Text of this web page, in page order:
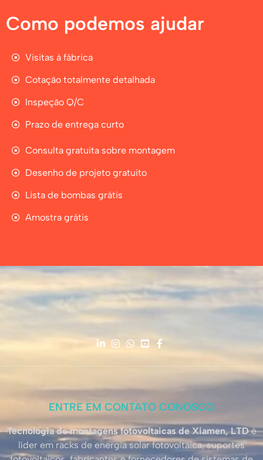
Como podemos ajudar
Visitas à fábrica
Cotação totalmente detalhada
Inspeção Q/C
Prazo de entrega curto
Consulta gratuita sobre montagem
Desenho de projeto gratuito
Lista de bombas grátis
Amostra grátis
ENTRE EM CONTATO CONOSCO
Tecnologia de montagens fotovoltaicas de Xiamen, LTDé
líder em racks de energia solar fotovoltaica, suportes